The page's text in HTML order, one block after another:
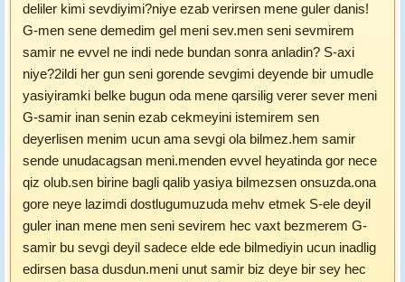
deliler kimi sevdiyimi?niye ezab verirsen mene guler danis!
G-men sene demedim gel meni sev.men seni sevmirem
samir ne evvel ne indi nede bundan sonra anladin? S-axi
niye?2ildi her gun seni gorende sevgimi deyende bir umudle
yasiyiramki belke bugun oda mene qarsilig verer sever meni
G-samir inan senin ezab cekmeyini istemirem sen
deyerlisen menim ucun ama sevgi ola bilmez.hem samir
sende unudacagsan meni.menden evvel heyatinda gor nece
qiz olub.sen birine bagli qalib yasiya bilmezsen onsuzda.ona
gore neye lazimdi dostlugumuzuda mehv etmek S-ele deyil
guler inan mene men seni sevirem hec vaxt bezmerem G-
samir bu sevgi deyil sadece elde ede bilmediyin ucun inadlig
edirsen basa dusdun.meni unut samir biz deye bir sey hec